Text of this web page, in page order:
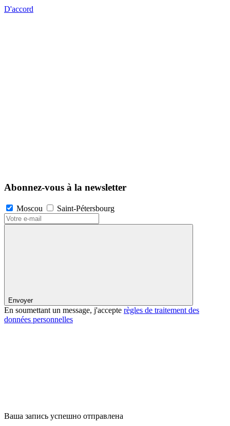
D'accord
Abonnez-vous à la newsletter
Moscou Saint-Pétersbourg
Envoyer
En soumettant un message, j'accepte règles de traitement des
données personnelles
Ваша запись успешно отправлена